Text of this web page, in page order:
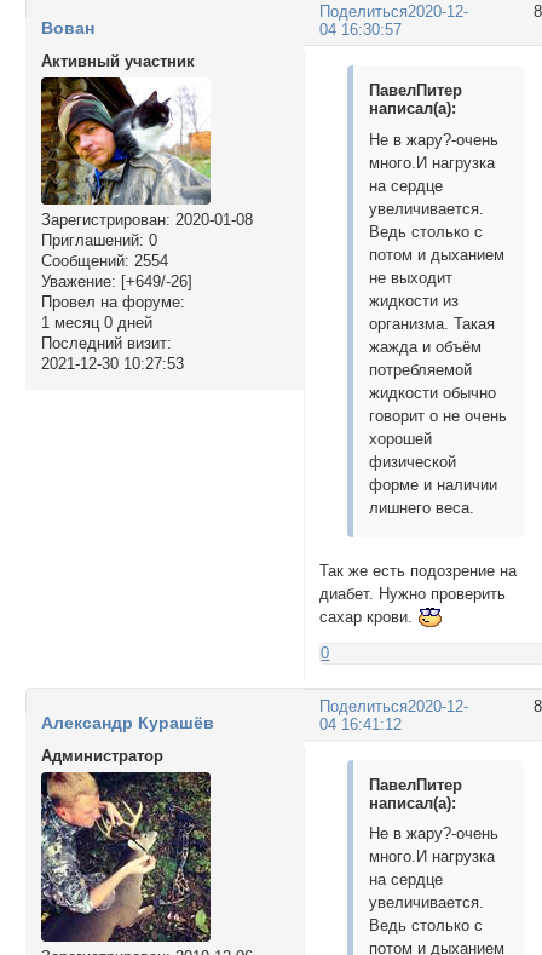
Поделиться2020-12-
04 16:30:57
Вован
Активный участник
Зарегистрирован: 2020-01-08
Приглашений: 0
Сообщений: 2554
Уважение: [+649/-26]
Провел на форуме:
1 месяц 0 дней
Последний визит:
2021-12-30 10:27:53
ПавелПитер
написал(а):
Не в жару?-очень
много.И нагрузка
на сердце
увеличивается.
Ведь столько с
потом и дыханием
не выходит
жидкости из
организма. Такая
жажда и объём
потребляемой
жидкости обычно
говорит о не очень
хорошей
физической
форме и наличии
лишнего веса.
Так же есть подозрение на
диабет. Нужно проверить
сахар крови.
0
Поделиться2020-12-
04 16:41:12
Александр Курашёв
Администратор
ПавелПитер
написал(а):
Не в жару?-очень
много.И нагрузка
на сердце
увеличивается.
Ведь столько с
потом и дыханием